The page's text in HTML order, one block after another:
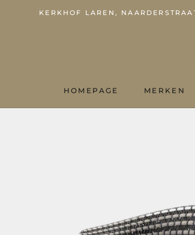
KERKHOF LAREN,
HOMEPAGE
MERKEN